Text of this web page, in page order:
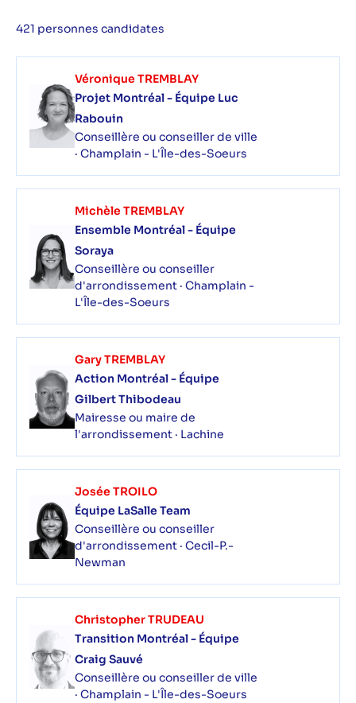
421 personnes candidates
Véronique TREMBLAY
Projet Montréal - Équipe Luc
Rabouin
Conseillère ou conseiller de ville
· Champlain - L'Île-des-Soeurs
Michèle TREMBLAY
Ensemble Montréal - Équipe
Soraya
Conseillère ou conseiller
d'arrondissement · Champlain -
L'Île-des-Soeurs
Gary TREMBLAY
Action Montréal - Équipe
Gilbert Thibodeau
Mairesse ou maire de
l'arrondissement · Lachine
Josée TROILO
Équipe LaSalle Team
Conseillère ou conseiller
d'arrondissement · Cecil-P.-
Newman
Christopher TRUDEAU
Transition Montréal - Équipe
Craig Sauvé
Conseillère ou conseiller de ville
· Champlain - L'Île-des-Soeurs